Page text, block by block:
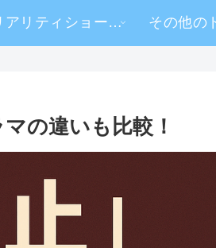
リアリティショー・TV番組 その他の
の違いも比較！